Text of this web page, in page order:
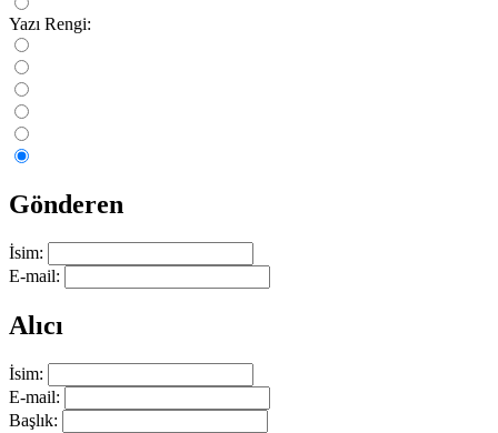
Yazı Rengi:
Gönderen
İsim:
E-mail:
Alıcı
İsim:
E-mail:
Başlık: